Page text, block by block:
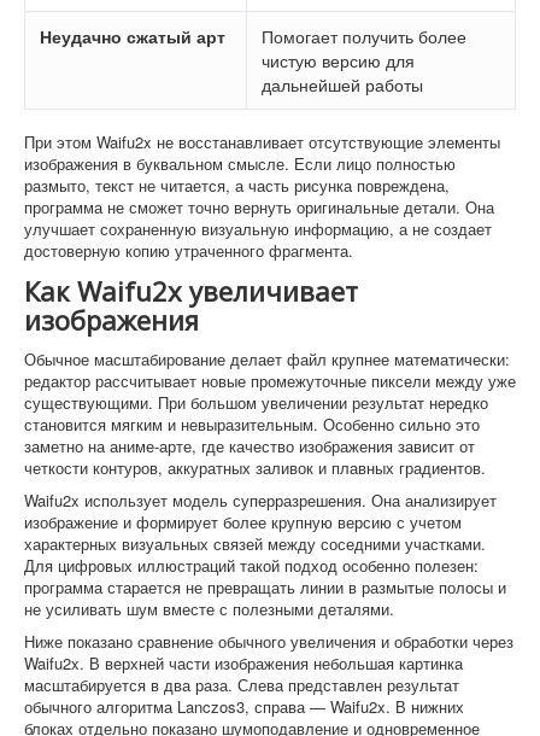
Неудачно сжатый арт
Помогает получить более
чистую версию для
дальнейшей работы
При этом Waifu2x не восстанавливает отсутствующие элементы
изображения в буквальном смысле. Если лицо полностью
размыто, текст не читается, а часть рисунка повреждена,
программа не сможет точно вернуть оригинальные детали. Она
улучшает сохраненную визуальную информацию, а не создает
достоверную копию утраченного фрагмента.
Как Waifu2x увеличивает
изображения
Обычное масштабирование делает файл крупнее математически:
редактор рассчитывает новые промежуточные пиксели между уже
существующими. При большом увеличении результат нередко
становится мягким и невыразительным. Особенно сильно это
заметно на аниме-арте, где качество изображения зависит от
четкости контуров, аккуратных заливок и плавных градиентов.
Waifu2x использует модель суперразрешения. Она анализирует
изображение и формирует более крупную версию с учетом
характерных визуальных связей между соседними участками.
Для цифровых иллюстраций такой подход особенно полезен:
программа старается не превращать линии в размытые полосы и
не усиливать шум вместе с полезными деталями.
Ниже показано сравнение обычного увеличения и обработки через
Waifu2x. В верхней части изображения небольшая картинка
масштабируется в два раза. Слева представлен результат
обычного алгоритма Lanczos3, справа — Waifu2x. В нижних
блоках отдельно показано шумоподавление и одновременное